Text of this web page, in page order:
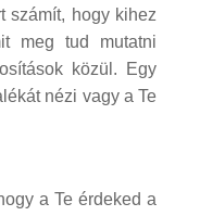
számít, hogy kihez
meg tud mutatni
közül. Egy
nézi vagy a Te
a Te érdeked a